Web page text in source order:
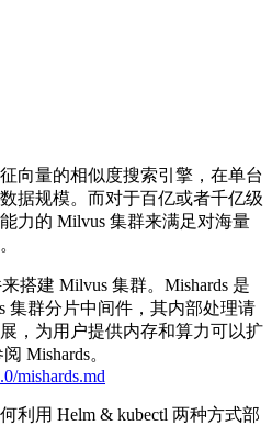
向量的相似度搜索引擎，在单台
据规模。而对于百亿或者千亿级
力的 Milvus 集群来满足对海量
搭建 Milvus 集群。Mishards 是
集群分片中间件，其内部处理请
，为用户提供内存和算力可以扩
Mishards。
mishards.md
利用 Helm & kubectl 两种方式部